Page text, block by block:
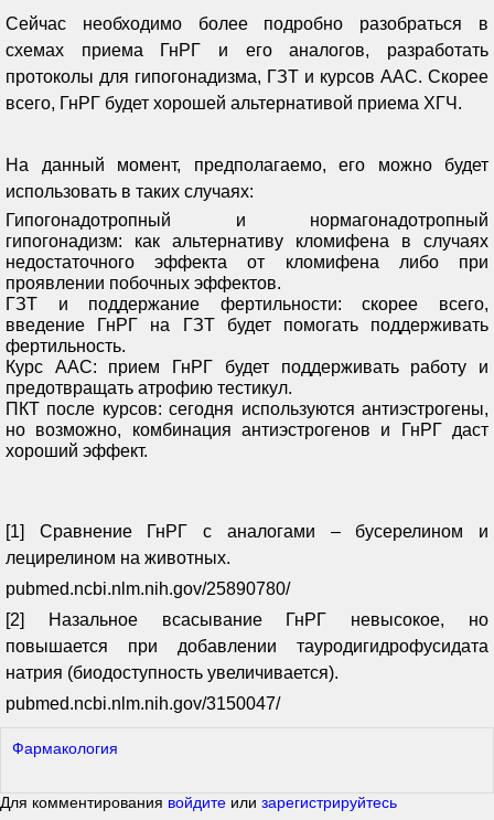
Сейчас необходимо более подробно разобраться в
схемах приема ГнРГ и его аналогов, разработать
протоколы для гипогонадизма, ГЗТ и курсов ААС. Скорее
всего, ГнРГ будет хорошей альтернативой приема ХГЧ.
На данный момент, предполагаемо, его можно будет
использовать в таких случаях:
Гипогонадотропный и нормагонадотропный
гипогонадизм: как альтернативу кломифена в случаях
недостаточного эффекта от кломифена либо при
проявлении побочных эффектов.
ГЗТ и поддержание фертильности: скорее всего,
введение ГнРГ на ГЗТ будет помогать поддерживать
фертильность.
Курс ААС: прием ГнРГ будет поддерживать работу и
предотвращать атрофию тестикул.
ПКТ после курсов: сегодня используются антиэстрогены,
но возможно, комбинация антиэстрогенов и ГнРГ даст
хороший эффект.
[1] Сравнение ГнРГ с аналогами – бусерелином и
лецирелином на животных.
pubmed.ncbi.nlm.nih.gov/25890780/
[2] Назальное всасывание ГнРГ невысокое, но
повышается при добавлении тауродигидрофусидата
натрия (биодоступность увеличивается).
pubmed.ncbi.nlm.nih.gov/3150047/
Фармакология
Для комментирования войдите или зарегистрируйтесь